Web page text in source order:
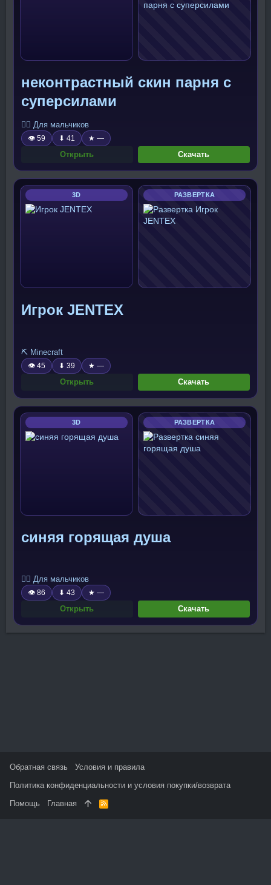
неконтрастный скин парня с
суперсилами
🧍‍♂️ Для мальчиков
👁 59 ⬇ 41 ★ —
Открыть Скачать
3D РАЗВЕРТКА
Игрок JENTEX
⛏️ Minecraft
👁 45 ⬇ 39 ★ —
Открыть Скачать
3D РАЗВЕРТКА
синяя горящая душа
🧍‍♂️ Для мальчиков
👁 86 ⬇ 43 ★ —
Открыть Скачать
Обратная связь
Условия и правила
Политика конфиденциальности и условия покупки/возврата
Помощь
Главная
R